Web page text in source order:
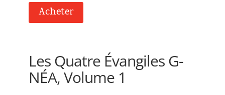
Acheter
Les Quatre Évangiles G-
NÉA, Volume 1